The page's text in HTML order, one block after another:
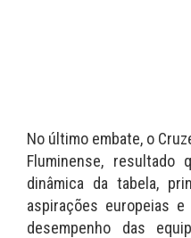
No último embate, o
Fluminense, resultado
dinâmica da tabela,
aspirações europeias
desempenho das